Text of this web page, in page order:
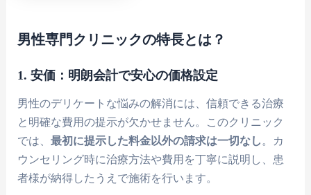
男性専門クリニックの特長とは？
1. 安価：明朗会計で安心の価格設定
男性のデリケートな悩みの解消には、信頼できる治療
と明確な費用の提示が欠かせません。このクリニック
では、最初に提示した料金以外の請求は一切なし 。カ
ウンセリング時に治療方法や費用を丁寧に説明し、患
者様が納得したうえで施術を行います。